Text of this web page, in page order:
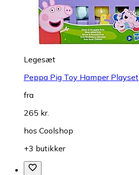
Legesæt
Peppa Pig Toy Hamper Playset
fra
265 kr.
hos Coolshop
+3 butikker